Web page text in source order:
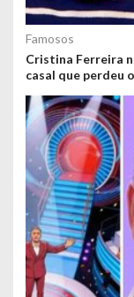
Famosos
Cristina Ferreira
casal que perdeu